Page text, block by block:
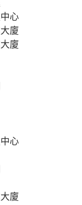
心
廈
廈
心
廈